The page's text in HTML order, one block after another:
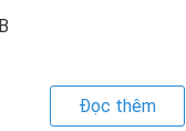
dB), Mic: 20 Hz - 15
Đọc thêm